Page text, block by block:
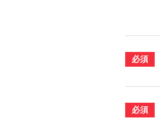
必須
必須